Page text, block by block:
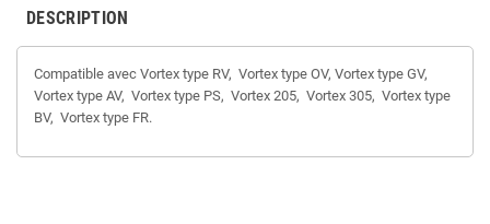
DESCRIPTION
Compatible avec Vortex type RV, Vortex type OV, Vortex type GV,
Vortex type AV, Vortex type PS, Vortex 205, Vortex 305, Vortex type
BV, Vortex type FR.